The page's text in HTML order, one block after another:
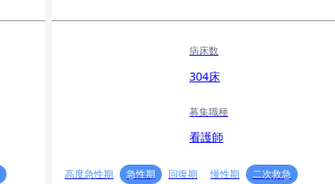
病床数
304床
募集職種
看護師
高度急性期 急性期 回復期 慢性期
二次救急